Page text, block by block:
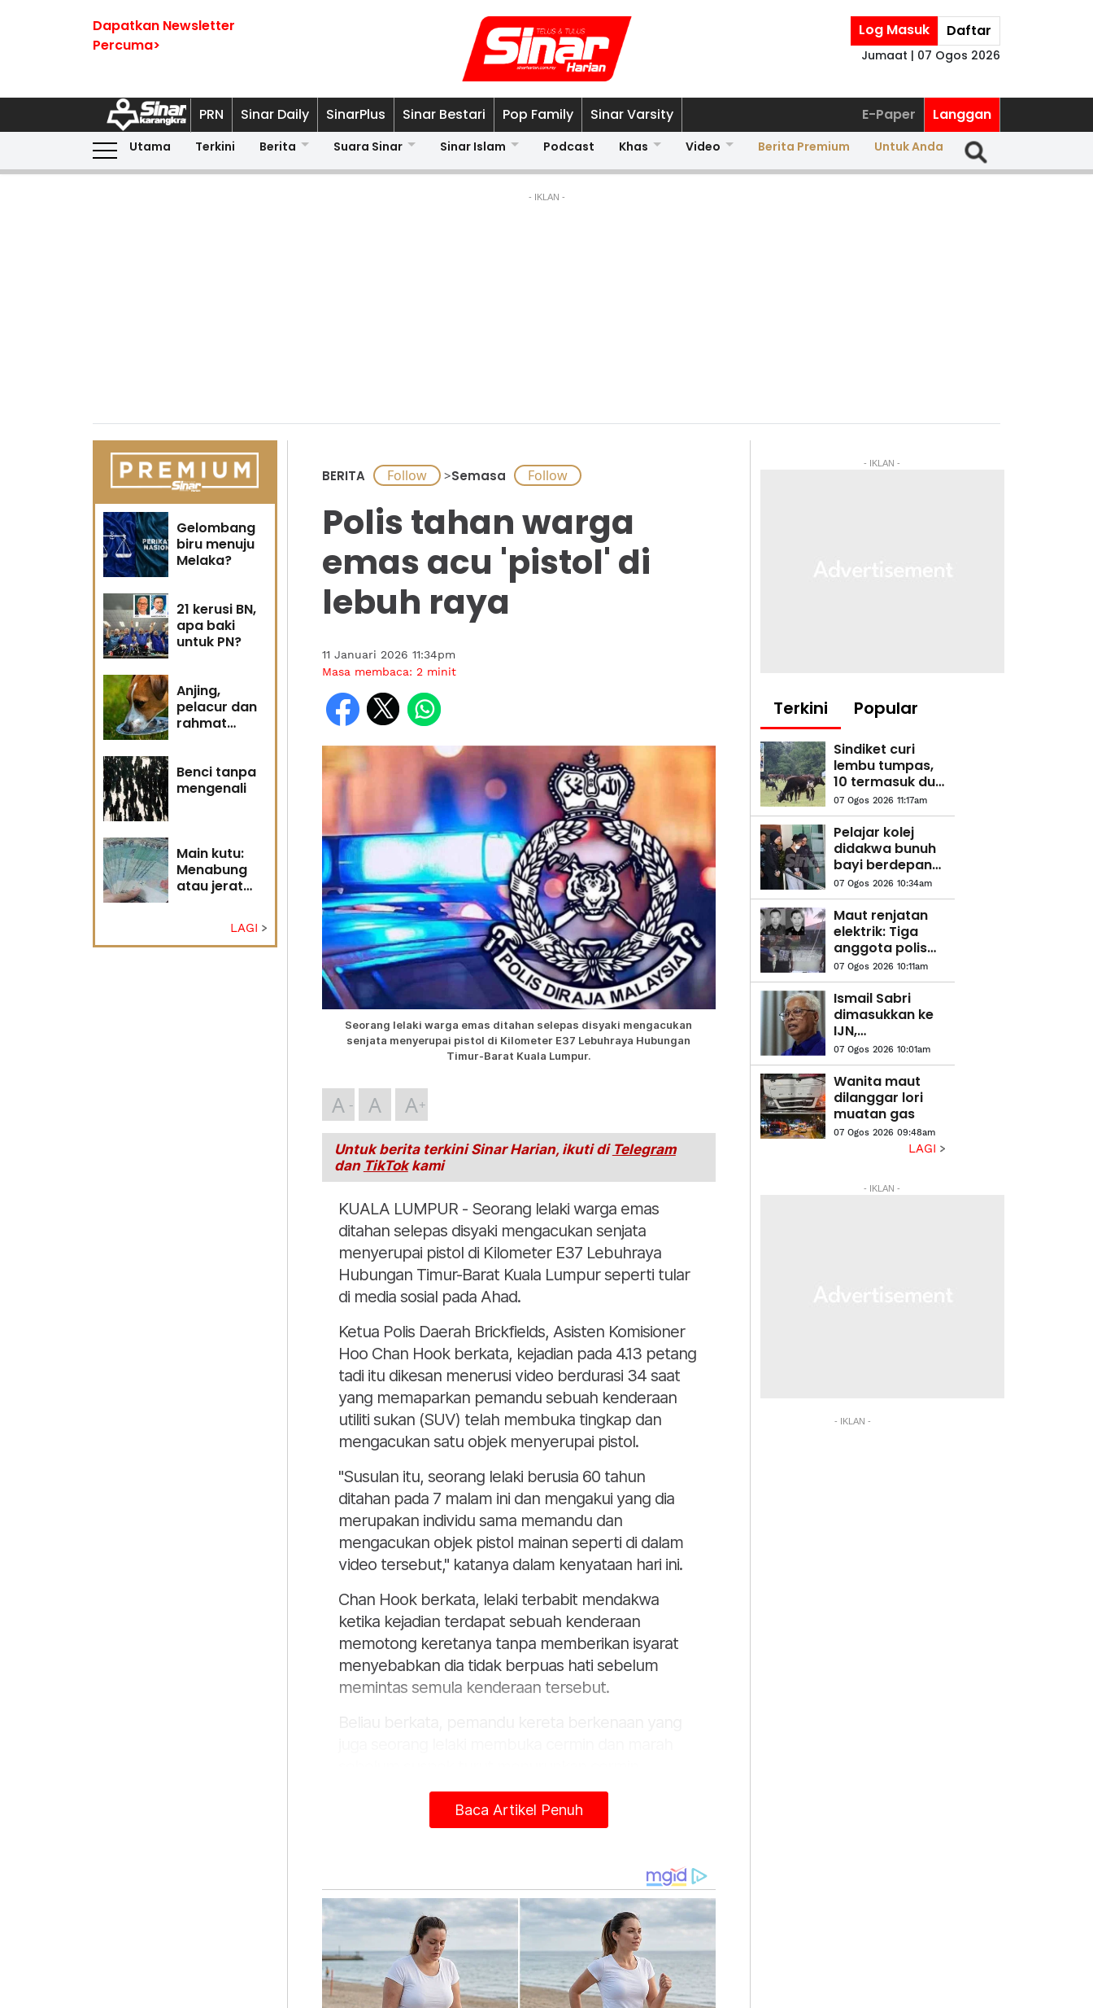
Dapatkan Newsletter
Percuma>
Log Masuk Daftar
Jumaat | 07 Ogos 2026
PRN Sinar Daily SinarPlus Sinar Bestari Pop Family Sinar Varsity E-Paper Langgan
Utama Terkini Berita Suara Sinar Sinar Islam Podcast Khas Video Berita Premium Untuk Anda
- IKLAN -
Gelombang
biru menuju
Melaka?
21 kerusi BN,
apa baki
untuk PN?
Anjing,
pelacur dan
rahmat
Benci tanpa
mengenali
Main kutu:
Menabung
atau jerat
LAGI
BERITA >Semasa
Polis tahan warga
emas acu 'pistol' di
lebuh raya
11 Januari 2026 11:34pm
Masa membaca: 2 minit
Seorang lelaki warga emas ditahan selepas disyaki mengacukan
senjata menyerupai pistol di Kilometer E37 Lebuhraya Hubungan
Timur-Barat Kuala Lumpur.
A A A
Untuk berita terkini Sinar Harian, ikuti di Telegram
dan TikTokkami
KUALA LUMPUR - Seorang lelaki warga emas
ditahan selepas disyaki mengacukan senjata
menyerupai pistol di Kilometer E37 Lebuhraya
Hubungan Timur-Barat Kuala Lumpur seperti tular
di media sosial pada Ahad.
Ketua Polis Daerah Brickfields, Asisten Komisioner
Hoo Chan Hook berkata, kejadian pada 4.13 petang
tadi itu dikesan menerusi video berdurasi 34 saat
yang memaparkan pemandu sebuah kenderaan
utiliti sukan (SUV) telah membuka tingkap dan
mengacukan satu objek menyerupai pistol.
"Susulan itu, seorang lelaki berusia 60 tahun
ditahan pada 7 malam ini dan mengakui yang dia
merupakan individu sama memandu dan
mengacukan objek pistol mainan seperti di dalam
video tersebut," katanya dalam kenyataan hari ini.
Chan Hook berkata, lelaki terbabit mendakwa
ketika kejadian terdapat sebuah kenderaan
memotong keretanya tanpa memberikan isyarat
menyebabkan dia tidak berpuas hati sebelum
memintas semula kenderaan tersebut.
Beliau berkata, pemandu kereta berkenaan yang
keretanya serta menunjukan objek penyerupai
yang ditahan itu tidak bekerja dan mempunyai lima
rekod jenayah lampau.
Baca Artikel Penuh
- IKLAN -
Terkini Popular
Sindiket curi
lembu tumpas,
10 termasuk dua
wanita ada
rekod dadah,
jenayah ditahan
07 Ogos 2026 11:17am
Pelajar kolej
didakwa bunuh
bayi berdepan
hukuman mati,
teman lelaki
dibebaskan
07 Ogos 2026 10:34am
Maut renjatan
elektrik: Tiga
anggota polis
mahu alih galah,
hilang
keseimbangan
07 Ogos 2026 10:11am
Ismail Sabri
dimasukkan ke
IJN,
pendakwaan
ditangguh 27
Ogos
07 Ogos 2026 10:01am
Wanita maut
dilanggar lori
muatan gas
07 Ogos 2026 09:48am
LAGI
- IKLAN -
- IKLAN -